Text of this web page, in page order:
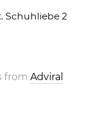
Schuhliebe 2
fromAdviral